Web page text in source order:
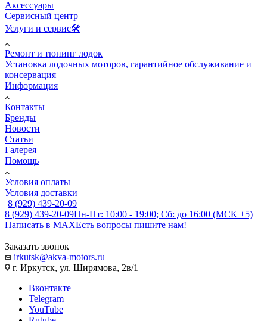
Аксессуары
Сервисный центр
Услуги и сервис🛠️
Ремонт и тюнинг лодок
Установка лодочных моторов, гарантийное обслуживание и
консервация
Информация
Контакты
Бренды
Новости
Статьи
Галерея
Помощь
Условия оплаты
Условия доставки
8 (929) 439-20-09
8 (929) 439-20-09Пн-Пт: 10:00 - 19:00; Сб: до 16:00 (МСК +5)
Написать в MAXЕсть вопросы пишите нам!
Заказать звонок
irkutsk@akva-motors.ru
г. Иркутск, ул. Ширямова, 2в/1
Вконтакте
Telegram
YouTube